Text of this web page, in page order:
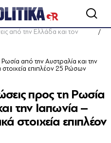
από την Ελλάδα και τον
από την Αυστραλία και την
επιπλέον 25 Ρώσων
προς τη Ρωσία
την Ιαπωνία –
στοιχεία επιπλέον